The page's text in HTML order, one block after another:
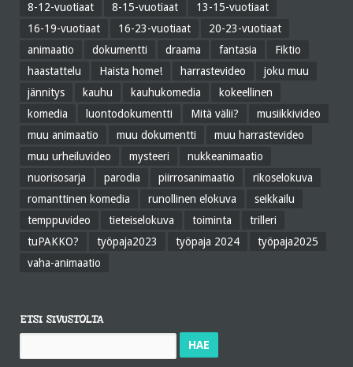
8-12-vuotiaat 8-15-vuotiaat
13-15-vuotiaat
16-19-vuotiaat
16-23-vuotiaat
20-23-vuotiaat
animaatio
dokumentti draama fantasia
Fiktio
haastattelu
Haista home! harrastevideo
joku muu
jännitys
kauhu kauhukomedia
kokeellinen
komedia
luontodokumentti Mitä välii?
musiikkivideo
muu animaatio
muu dokumentti
muu harrastevideo
muu urheiluvideo
mysteeri
nukkeanimaatio
nuorisosarja
parodia piirrosanimaatio
rikoselokuva
romanttinen komedia
runollinen elokuva
seikkailu
temppuvideo
tieteiselokuva toiminta
trilleri
tuPAKKO?
työpaja2023 työpaja 2024
työpaja2025
vaha-animaatio
ETSI SIVUSTOLTA